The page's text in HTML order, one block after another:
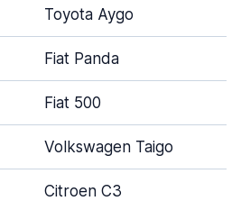
Toyota Aygo
Fiat Panda
Fiat 500
Volkswagen Taigo
Citroen C3